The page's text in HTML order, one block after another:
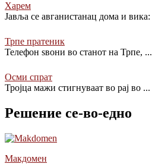
Харем
Јавља се авганистанац дома и вика:
Трпе пратеник
Телефон ѕвони во станот на Трпе, ...
Осми спрат
Тројца мажи стигнуваат во рај во ...
Решение се-во-едно
Макдомен